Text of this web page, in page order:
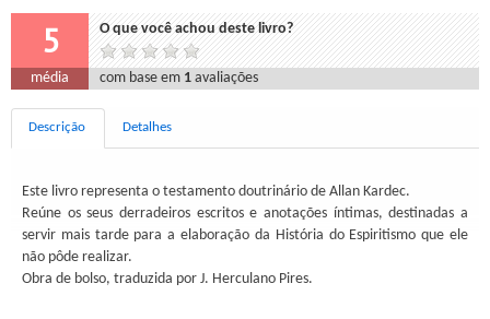
5 O que você achou deste livro?
média com base em 1 avaliações
Descrição Detalhes
Este livro representa o testamento doutrinário de Allan Kardec.
Reúne os seus derradeiros escritos e anotações íntimas, destinadas a
servir mais tarde para a elaboração da História do Espiritismo que ele
não pôde realizar.
Obra de bolso, traduzida por J. Herculano Pires.